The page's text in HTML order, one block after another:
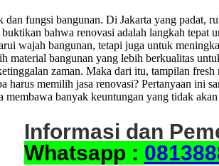
fungsi bangunan. Di Jakarta yang padat,
bahwa renovasi adalah langkah
wajah bangunan, tetapi juga untuk
material bangunan yang lebih berkualitas
zaman. Maka dari itu, tampilan
memilih jasa renovasi? Pertanyaan ini
banyak keuntungan yang tidak
Informasi dan
Whatsapp :